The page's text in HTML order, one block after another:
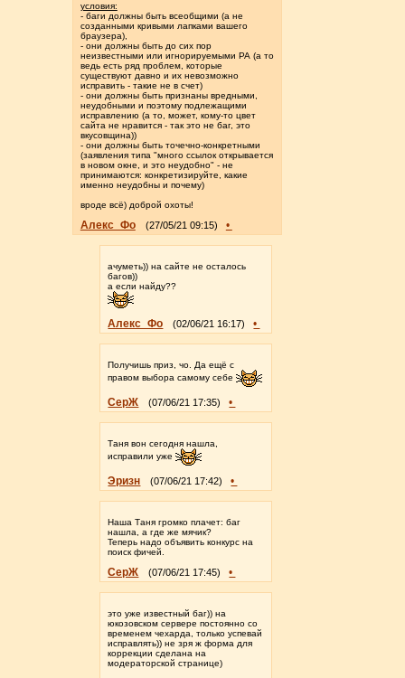
условия:
- баги должны быть всеобщими (а не
созданными кривыми лапками вашего
браузера),
- они должны быть до сих пор
неизвестными или игнорируемыми РА (а то
ведь есть ряд проблем, которые
существуют давно и их невозможно
исправить - такие не в счет)
- они должны быть признаны вредными,
неудобными и поэтому подлежащими
исправлению (а то, может, кому-то цвет
сайта не нравится - так это не баг, это
вкусовщина))
- они должны быть точечно-конкретными
(заявления типа "много ссылок открывается
в новом окне, и это неудобно" - не
принимаются: конкретизируйте, какие
именно неудобны и почему)
вроде всё) доброй охоты!
Алекс_Фо (27/05/21 09:15) •
ачуметь)) на сайте не осталось
багов))
а если найду??
Алекс_Фо (02/06/21 16:17) •
Получишь приз, чо. Да ещё с
правом выбора самому себе
СерЖ (07/06/21 17:35) •
Таня вон сегодня нашла,
исправили уже
Эризн (07/06/21 17:42) •
Наша Таня громко плачет: баг
нашла, а где же мячик?
Теперь надо объявить конкурс на
поиск фичей.
СерЖ (07/06/21 17:45) •
это уже известный баг)) на
юкозовском сервере постоянно со
временем чехарда, только успевай
исправлять)) не зря ж форма для
коррекции сделана на
модераторской странице)